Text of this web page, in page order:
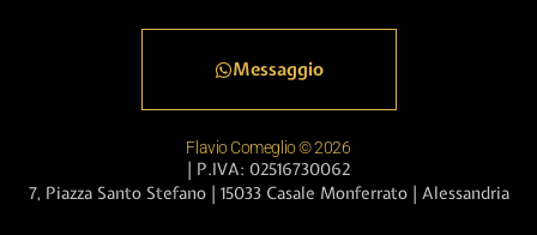
Messaggio
Flavio Comeglio © 2026
| P.IVA: 02516730062
7, Piazza Santo Stefano | 15033 Casale Monferrato | Alessandria